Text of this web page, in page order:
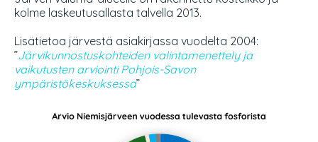
kolme laskeutusallasta talvella 2013.
Lisätietoa järvestä asiakirjassa vuodelta 2004:
”Järvikunnostuskohteiden valintamenettely ja
vaikutusten arviointi Pohjois-Savon
ympäristökeskuksessa”